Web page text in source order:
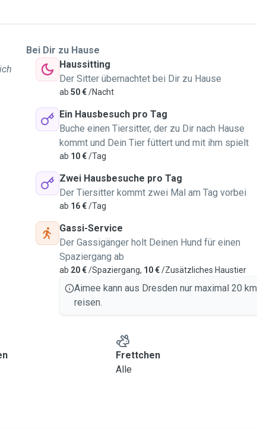
Hundebereich absolviert
5 Monate in einem
daher habe ich
kann mich gut auf
meinem Spezialgebiet
zuverlässig.
Sennen
sehr aktiv unterwegs
einfach und möchte
wenn es gewünscht
noch erhalten.
Sitten oder eben
mit dem Hund zum
ans Wasser oder auf
ich durchaus auch mit
Führerschein.
Bei Dir zu Hause
Haussitting
Der Sitter übernachtet bei Dir zu Hause
ab 50 €/Nacht
Ein Hausbesuch pro Tag
Buche einen Tiersitter, der zu Dir nach Hause
kommt und Dein Tier füttert und mit ihm spielt
ab 10 €/Tag
Zwei Hausbesuche pro Tag
Der Tiersitter kommt zwei Mal am Tag vorbei
ab 16 €/Tag
Gassi-Service
Der Gassigänger holt Deinen Hund für einen
Spaziergang ab
ab 20 €/Spaziergang, 10 €/Zusätzliches Haustier
Aimee kann aus Dresden nur maximal 20 km
reisen.
Frettchen
Alle